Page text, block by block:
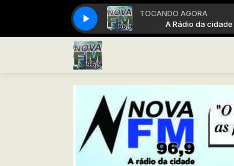
TOCANDO AGORA
A Rádio da cidade A Rádio da cidade